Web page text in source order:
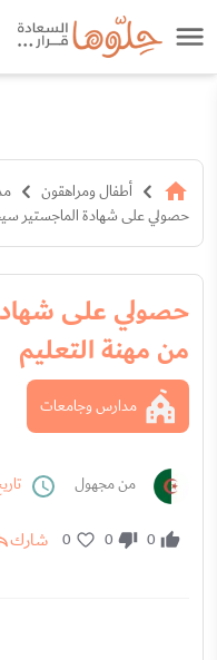
أطفال ومراهقون
حصولي على شهادة الماجستير
حصولي على
من مهنة التعليم
مدارس وجامعات
من مجهول
0
0
0 شارك